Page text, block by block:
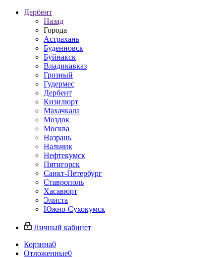
Дербент
Назад
Города
Астрахань
Буденновск
Буйнакск
Владикавказ
Грозный
Гудермес
Дербент
Кизилюрт
Махачкала
Моздок
Москва
Назрань
Нальчик
Нефтекумск
Пятигорск
Санкт-Петербург
Ставрополь
Хасавюрт
Элиста
Южно-Сухокумск
Личный кабинет
Корзина0
Отложенные0